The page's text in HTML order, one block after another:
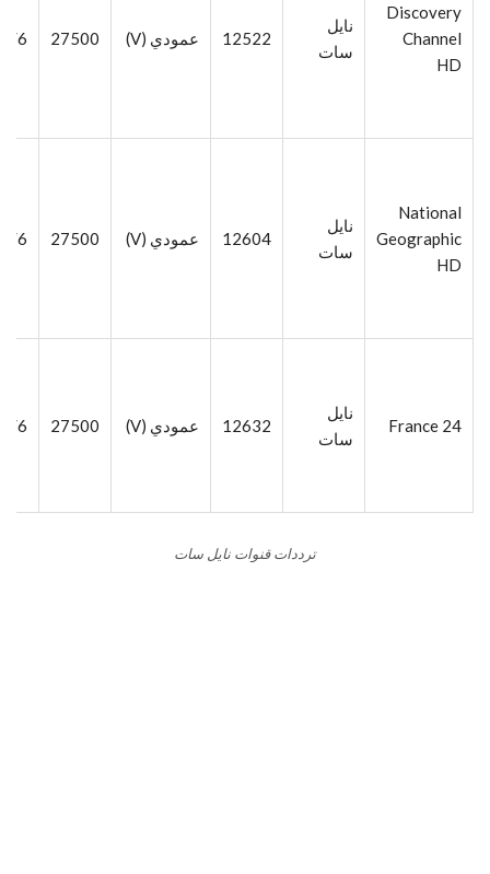
Discovery
Channel
HD
نايل
سات
12522 عمودي (V) 27500
5/6
National
Geographic
HD
نايل
سات
12604 عمودي (V) 27500
5/6
France 24
نايل
سات
12632 عمودي (V) 27500
5/6
ترددات قنوات نايل سات